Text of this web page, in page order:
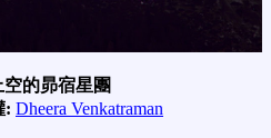
的昴宿星團
: Dheera Venkatraman